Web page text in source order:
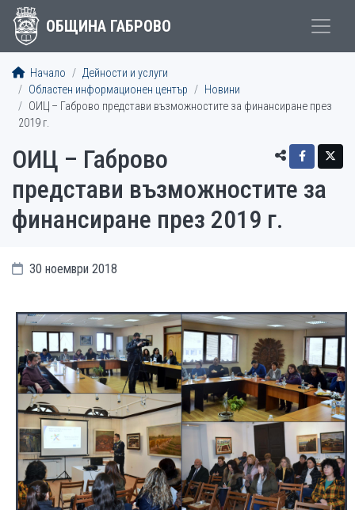
ОБЩИНА ГАБРОВО
Начало
Дейности и услуги
Областен информационен център
Новини
ОИЦ – Габрово представи възможностите за финансиране през
2019 г.
ОИЦ – Габрово
представи възможностите за
финансиране през 2019 г.
30 ноември 2018